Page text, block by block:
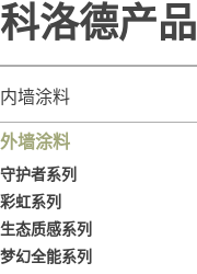
科洛德产品
内墙涂料
外墙涂料
守护者系列
彩虹系列
生态质感系列
梦幻全能系列